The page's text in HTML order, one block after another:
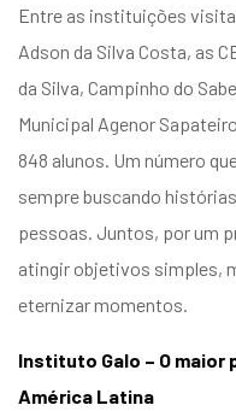
Entre as instituições
Adson da Silva Costa, as
da Silva, Campinho do
Municipal Agenor
848 alunos. Um número
sempre buscando
pessoas. Juntos, por um
atingir objetivos simples,
eternizar momentos.
Instituto Galo – O
América Latina